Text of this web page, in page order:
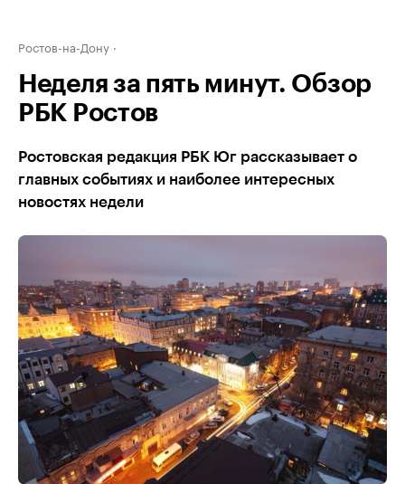
Ростов-на-Дону
Неделя за пять минут. Обзор
РБК Ростов
Ростовская редакция РБК Юг рассказывает о
главных событиях и наиболее интересных
новостях недели